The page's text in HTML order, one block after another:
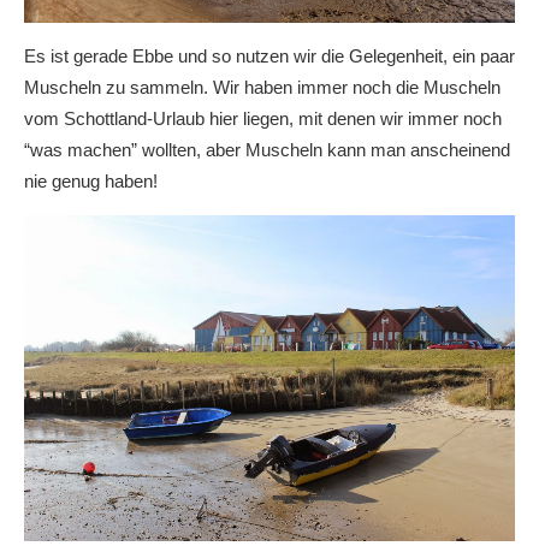
Es ist gerade Ebbe und so nutzen wir die Gelegenheit, ein paar
Muscheln zu sammeln. Wir haben immer noch die Muscheln
vom Schottland-Urlaub hier liegen, mit denen wir immer noch
“was machen” wollten, aber Muscheln kann man anscheinend
nie genug haben!